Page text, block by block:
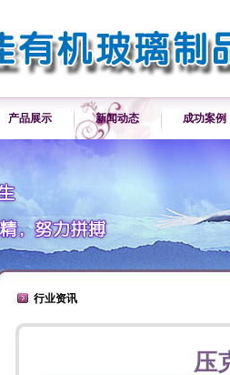
产品展示 新闻动态 成功案例
行业资讯
压